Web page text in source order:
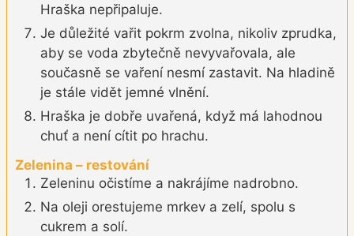
Hraška nepřipaluje.
Je důležité vařit pokrm zvolna, nikoliv zprudka,
aby se voda zbytečně nevyvařovala, ale
současně se vaření nesmí zastavit. Na hladině
je stále vidět jemné vlnění.
Hraška je dobře uvařená, když má lahodnou
chuť a není cítit po hrachu.
Zelenina – restování
Zeleninu očistíme a nakrájíme nadrobno.
Na oleji orestujeme mrkev a zelí, spolu s
cukrem a solí.